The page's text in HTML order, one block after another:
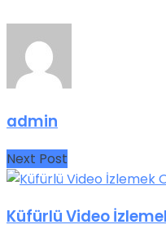
admin
Next Post
Küfürlü Video